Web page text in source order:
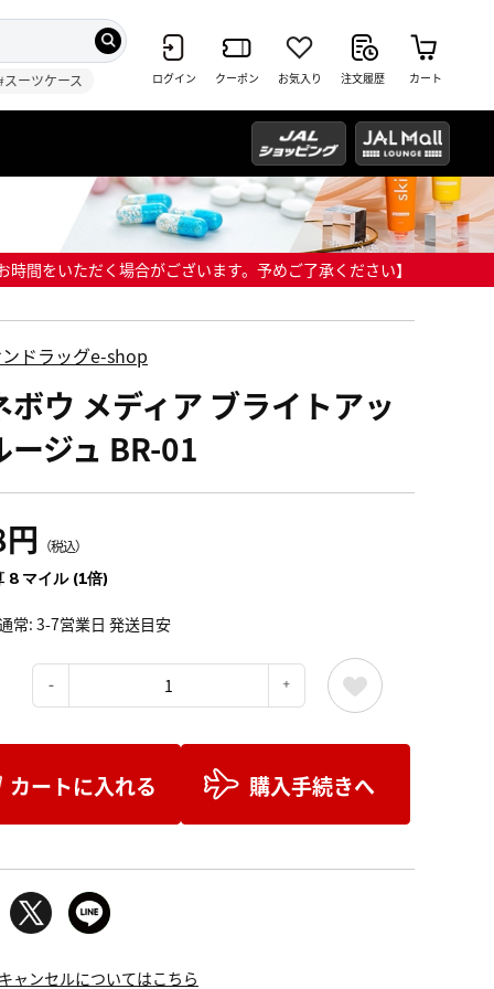
スーツケース ログイン クーポン お気入り 注文履歴 カート
間をいただく場合がございます。予めご了承ください】
ドラッグe-shop
ボウ メディア ブライトアッ
ージュ BR-01
（税込）
8 マイル (1倍)
常: 3-7営業日 発送目安
カートに入れる 購入手続きへ
ャンセルについてはこちら